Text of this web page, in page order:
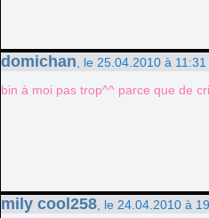
domichan , le 25.04.2010 à 11:31
bin à moi pas trop^^ parce que de
mily cool258 , le 24.04.2010 à